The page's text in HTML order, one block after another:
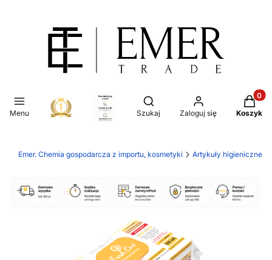
Menu
Otwórz wyszukiwarkę
Szukaj Zaloguj się Koszyk
Emer. Chemia gospodarcza z importu, kosmetyki Artykuły higieniczne